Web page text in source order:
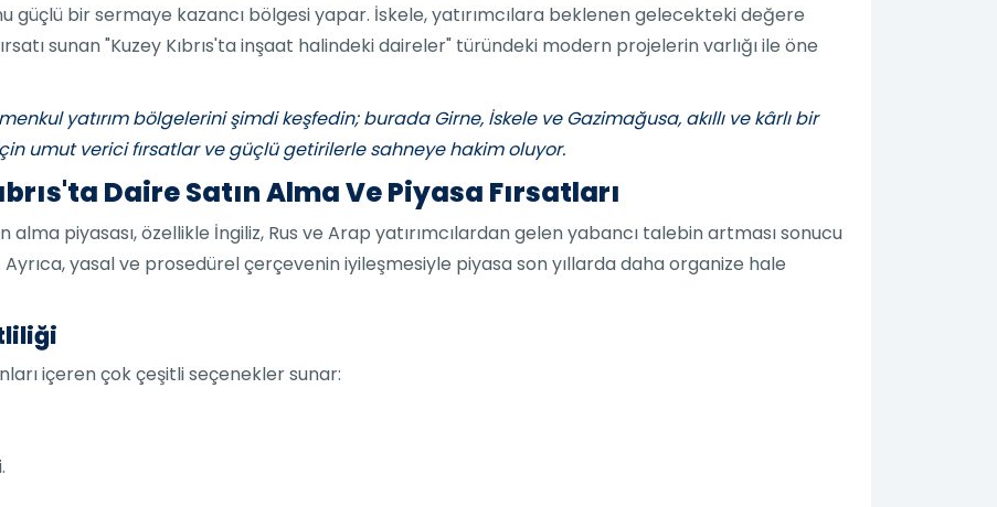
bir sermaye kazancı bölgesi yapar. İskele, yatırımcılara beklenen gelecekteki değere
sunan "Kuzey Kıbrıs'ta inşaat halindeki daireler" türündeki modern projelerin varlığı ile öne
yatırım bölgelerini şimdi keşfedin; burada Girne, İskele ve Gazimağusa, akıllı ve kârlı bir
umut verici fırsatlar ve güçlü getirilerle sahneye hakim oluyor.
Daire Satın Alma Ve Piyasa Fırsatları
alma piyasası, özellikle İngiliz, Rus ve Arap yatırımcılardan gelen yabancı talebin artması sonucu
yasal ve prosedürel çerçevenin iyileşmesiyle piyasa son yıllarda daha organize hale
içeren çok çeşitli seçenekler sunar: